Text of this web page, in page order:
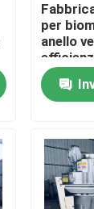
per
anello